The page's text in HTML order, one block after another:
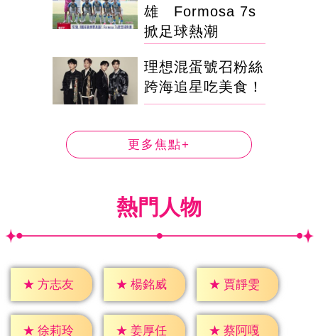
雄 Formosa 7s
掀足球熱潮
理想混蛋號召粉絲
跨海追星吃美食！
更多焦點+
熱門人物
★ 方志友 ★ 楊銘威 ★ 賈靜雯
★ 徐莉玲 ★ 姜厚任 ★ 蔡阿嘎